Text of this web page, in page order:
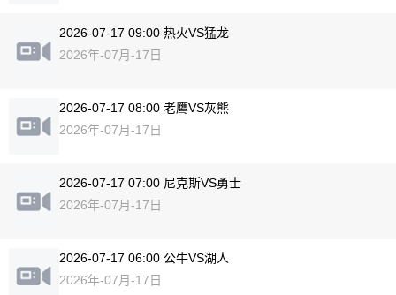
2026-07-17 09:00 热火VS猛龙
2026年-07月-17日
2026-07-17 08:00 老鹰VS灰熊
2026年-07月-17日
2026-07-17 07:00 尼克斯VS勇士
2026年-07月-17日
2026-07-17 06:00 公牛VS湖人
2026年-07月-17日